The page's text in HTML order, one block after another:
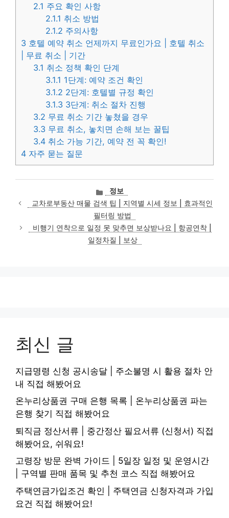
2.1 주요 확인 사항
2.1.1 취소 방법
2.1.2 주의사항
3 호텔 예약 취소 언제까지 무료인가요 | 호텔 취소
| 무료 취소 | 기간
3.1 취소 정책 확인 단계
3.1.1 1단계: 예약 조건 확인
3.1.2 2단계: 호텔별 규정 확인
3.1.3 3단계: 취소 절차 진행
3.2 무료 취소 기간 놓쳤을 경우
3.3 무료 취소, 놓치면 손해 보는 꿀팁
3.4 취소 가능 기간, 예약 전 꼭 확인!
4 자주 묻는 질문
카
테
고
리
정보
교차로부동산 매물 검색 팁 | 지역별 시세 정보 | 효과적인
필터링 방법
비행기 연착으로 일정 못 맞추면 보상받나요 | 항공연착 |
일정차질 | 보상
최신 글
지급명령 신청 공시송달 | 주소불명 시 활용 절차 안
내 직접 해봤어요
온누리상품권 구매 은행 목록 | 온누리상품권 파는
은행 찾기 직접 해봤어요
퇴직금 정산서류 | 중간정산 필요서류 (신청서) 직접
해봤어요, 쉬워요!
고령장 방문 완벽 가이드 | 5일장 일정 및 운영시간
| 구역별 판매 품목 및 추천 코스 직접 해봤어요
주택연금가입조건 확인 | 주택연금 신청자격과 가입
요건 직접 해봤어요!